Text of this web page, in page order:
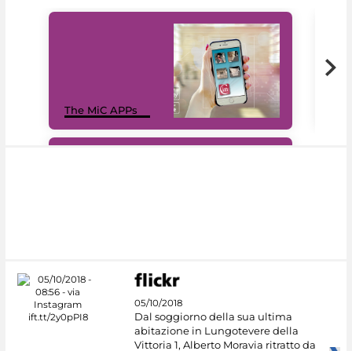
The MiC APPs
05/10/2018
Dal soggiorno della sua ultima
abitazione in Lungotevere della
Vittoria 1, Alberto Moravia ritratto da